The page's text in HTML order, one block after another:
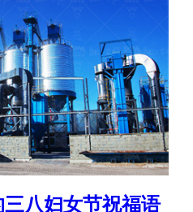
八妇女节祝福语